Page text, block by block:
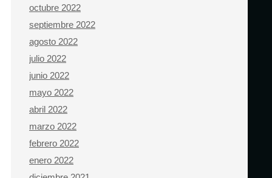
octubre 2022
septiembre 2022
agosto 2022
julio 2022
junio 2022
mayo 2022
abril 2022
marzo 2022
febrero 2022
enero 2022